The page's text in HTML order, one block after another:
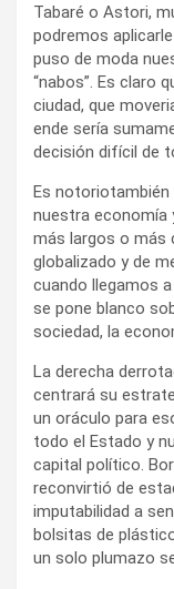
Tabaré o Astori,
podremos
puso de moda
“nabos”. Es claro
ciudad, que
ende sería
decisión difícil de
Es
nuestra economía
más largos o más
globalizado y de
cuando llegamos
se pone blanco
sociedad, la
La derecha
centrará su
un oráculo para
todo el Estado y
capital político.
reconvirtió de
imputabilidad a
bolsitas de
un solo plumazo